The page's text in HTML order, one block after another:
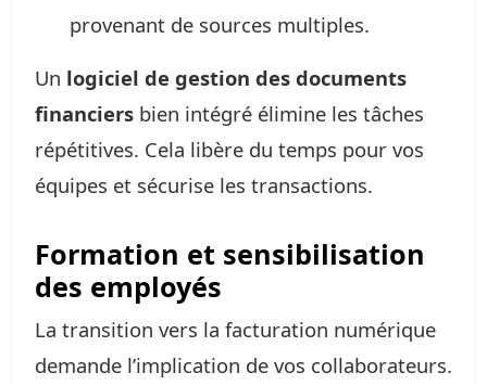
provenant de sources multiples.
Un logiciel de gestion des documents
financiers bien intégré élimine les tâches
répétitives. Cela libère du temps pour vos
équipes et sécurise les transactions.
Formation et sensibilisation
des employés
La transition vers la facturation numérique
demande l’implication de vos collaborateurs.